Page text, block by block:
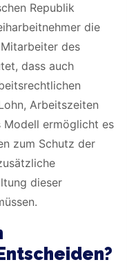
Republik
die
des
dass auch
Arbeitszeiten
Modell ermöglicht es
zum Schutz der
dieser